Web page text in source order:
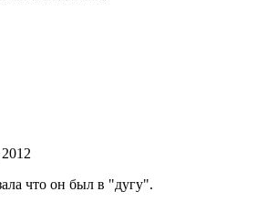
что он был в "дугу".